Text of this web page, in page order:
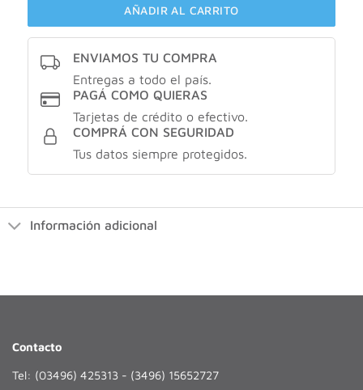
AÑADIR AL CARRITO
ENVIAMOS TU COMPRA
Entregas a todo el país.
PAGÁ COMO QUIERAS
Tarjetas de crédito o efectivo.
COMPRÁ CON SEGURIDAD
Tus datos siempre protegidos.
Información adicional
Contacto
Tel: (03496) 425313 - (3496) 15652727